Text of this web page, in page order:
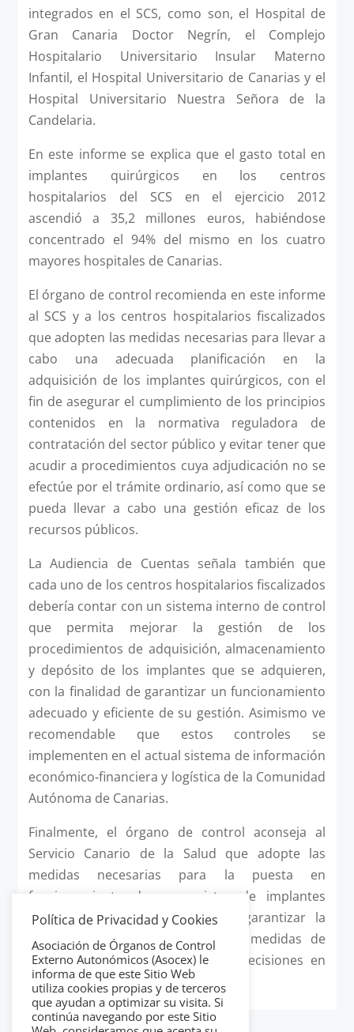
integrados en el SCS, como son, el Hospital de
Gran Canaria Doctor Negrín, el Complejo
Hospitalario Universitario Insular Materno
Infantil, el Hospital Universitario de Canarias y el
Hospital Universitario Nuestra Señora de la
Candelaria.
En este informe se explica que el gasto total en
implantes quirúrgicos en los centros
hospitalarios del SCS en el ejercicio 2012
ascendió a 35,2 millones euros, habiéndose
concentrado el 94% del mismo en los cuatro
mayores hospitales de Canarias.
El órgano de control recomienda en este informe
al SCS y a los centros hospitalarios fiscalizados
que adopten las medidas necesarias para llevar a
cabo una adecuada planificación en la
adquisición de los implantes quirúrgicos, con el
fin de asegurar el cumplimiento de los principios
contenidos en la normativa reguladora de
contratación del sector público y evitar tener que
acudir a procedimientos cuya adjudicación no se
efectúe por el trámite ordinario, así como que se
pueda llevar a cabo una gestión eficaz de los
recursos públicos.
La Audiencia de Cuentas señala también que
cada uno de los centros hospitalarios fiscalizados
debería contar con un sistema interno de control
que permita mejorar la gestión de los
procedimientos de adquisición, almacenamiento
y depósito de los implantes que se adquieren,
con la finalidad de garantizar un funcionamiento
adecuado y eficiente de su gestión. Asimismo ve
recomendable que estos controles se
implementen en el actual sistema de información
económico‐financiera y logística de la Comunidad
Autónoma de Canarias.
Finalmente, el órgano de control aconseja al
Servicio Canario de la Salud que adopte las
medidas necesarias para la puesta en
funcionamiento de un registro de implantes
quirúrgicos, con el objetivo de garantizar la
coordinación y la eficacia de las medidas de
control, seguimiento y toma de decisiones en
materia de salud.
Política de Privacidad y Cookies
Asociación de Órganos de Control
Externo Autonómicos (Asocex) le
informa de que este Sitio Web
utiliza cookies propias y de terceros
que ayudan a optimizar su visita. Si
continúa navegando por este Sitio